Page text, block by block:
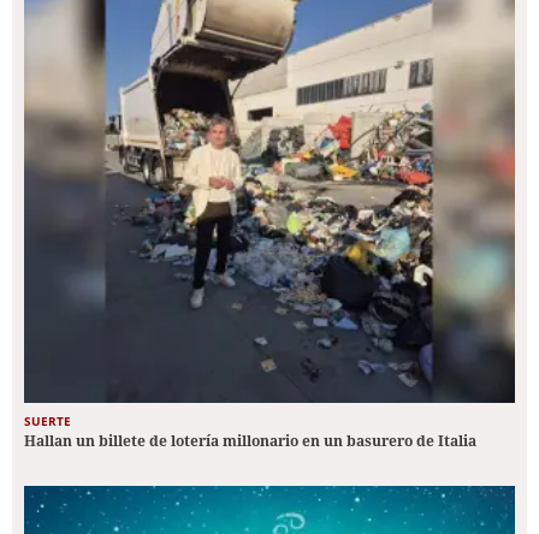
SUERTE
Hallan un billete de lotería millonario en un basurero de Italia